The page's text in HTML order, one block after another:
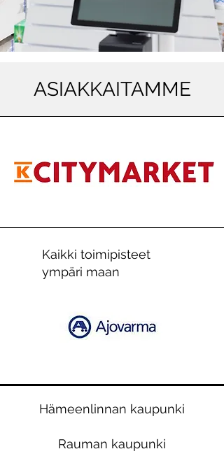
ASIAKKAITAMME
Kaikki toimipisteet
ympäri maan
Hämeenlinnan kaupunki
Rauman kaupunki